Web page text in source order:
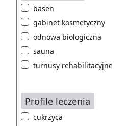
basen
gabinet kosmetyczny
odnowa biologiczna
sauna
turnusy rehabilitacyjne
Profile leczenia
cukrzyca